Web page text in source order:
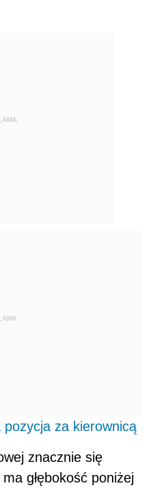
pozycja za kierownicą
znacznie się
głębokość poniżej